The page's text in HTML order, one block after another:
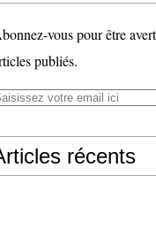
vous pour être
publiés.
récents